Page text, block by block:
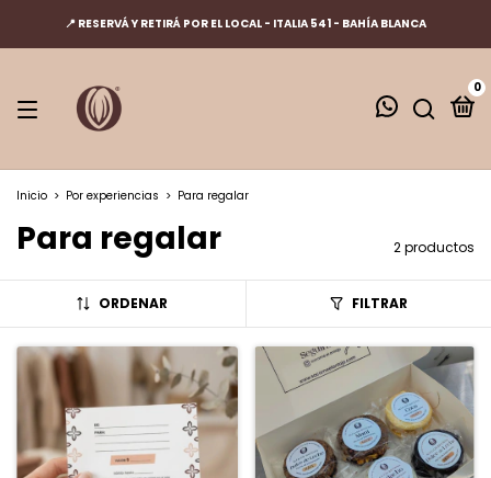
📍 RESERVÁ Y RETIRÁ POR EL LOCAL - ITALIA 541 - BAHÍA BLANCA
0
Inicio > Por experiencias > Para regalar
Para regalar 2 productos
ORDENAR FILTRAR